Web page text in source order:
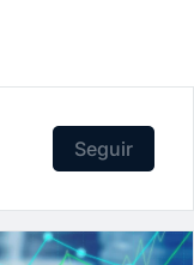
Seguir